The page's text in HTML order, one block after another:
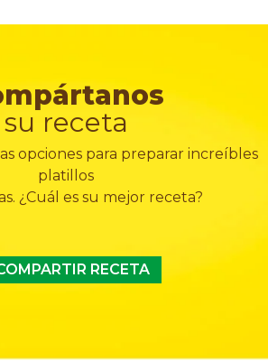
su receta
opciones para preparar increíbles
platillos
¿Cuál es su mejor receta?
RECETA